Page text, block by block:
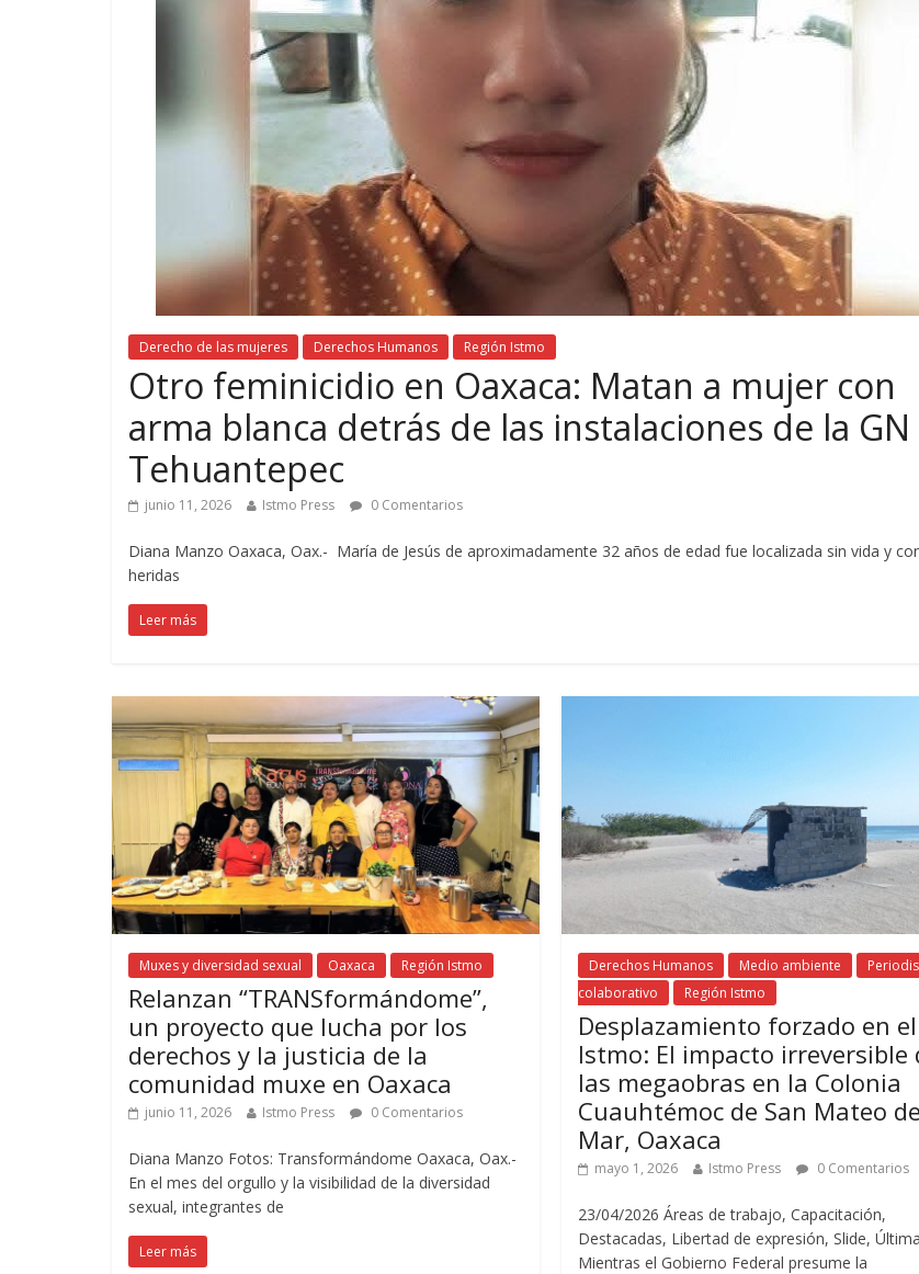
Derecho de las mujeres Derechos Humanos Región Istmo
Otro feminicidio en Oaxaca: Matan a mujer con
arma blanca detrás de las instalaciones de la GN
Tehuantepec
junio 11, 2026 Istmo Press 0 Comentarios
Diana Manzo Oaxaca, Oax.- María de Jesús de aproximadamente 32 años de edad fue localizada sin vida y
heridas
Leer más
Muxes y diversidad sexual Oaxaca Región Istmo
Relanzan “TRANSformándome”,
un proyecto que lucha por los
derechos y la justicia de la
comunidad muxe en Oaxaca
junio 11, 2026 Istmo Press 0 Comentarios
Diana Manzo Fotos: Transformándome Oaxaca, Oax.-
En el mes del orgullo y la visibilidad de la diversidad
sexual, integrantes de
Leer más
Derechos Humanos Medio ambiente
colaborativo
Región Istmo
Desplazamiento forzado en el
Istmo: El impacto irreversible
las megaobras en la Colonia
Cuauhtémoc de San Mateo
Mar, Oaxaca
mayo 1, 2026 Istmo Press 0 Comentarios
23/04/2026 Áreas de trabajo, Capacitación,
Destacadas, Libertad de expresión, Slide,
Mientras el Gobierno Federal presume la